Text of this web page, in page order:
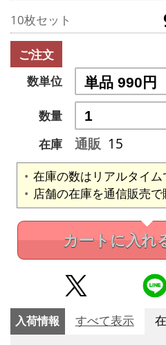
10枚セット
ご注文
数単位
数量
在庫
通販 15
在庫の数はリアルタイム
店舗の在庫を通信販売で
カートに入れ
入荷情報 すべて表示